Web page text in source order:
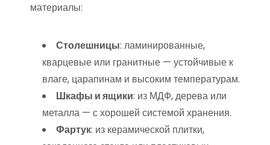
материалы:
Столешницы: ламинированные,
кварцевые или гранитные — устойчивые к
влаге, царапинам и высоким температурам.
Шкафы и ящики: из МДФ, дерева или
металла — с хорошей системой хранения.
Фартук: из керамической плитки,